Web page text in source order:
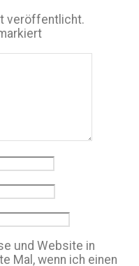
veröffentlicht.
und Website in
Mal, wenn ich einen